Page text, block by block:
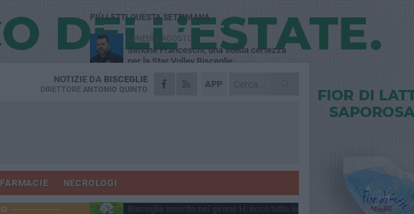
APP
NOTIZIE DA BISCEGLIE
DIRETTORE ANTONIO QUINTO
FARMACIE NECROLOGI
PIÙ LETTI QUESTA SETTIMANA
LUNEDÌ 3 AGOSTO
Simone Franceschi, una solida certezza
per la Star Volley Bisceglie
MERCOLEDÌ 5 AGOSTO
Il Bisceglie si rafforza con Mikel Opoola e
Unione, in difesa arriva Francesco Lorusso
GIOVEDÌ 6 AGOSTO